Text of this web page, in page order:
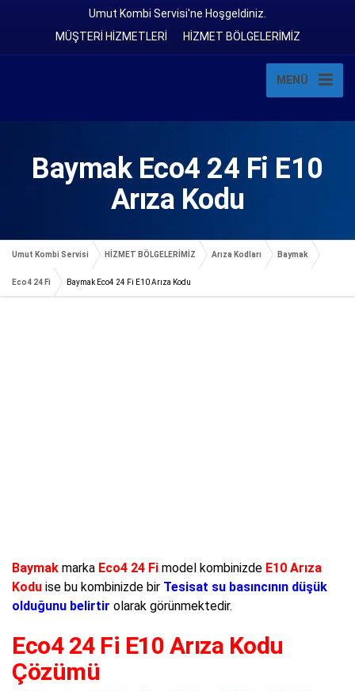
Umut Kombi Servisi'ne Hoşgeldiniz.
MÜŞTERİ HİZMETLERİ
HİZMET BÖLGELERİMİZ
MENÜ
Baymak Eco4 24 Fi E10
Arıza Kodu
Umut Kombi Servisi HİZMET BÖLGELERİMİZ Arıza Kodları Baymak
Eco4 24 Fi Baymak Eco4 24 Fi E10 Arıza Kodu
Baymak marka Eco4 24 Fi model kombinizde E10 Arıza
Kodu ise bu kombinizde bir Tesisat su basıncının düşük
olduğunu belirtir olarak görünmektedir.
Eco4 24 Fi E10 Arıza Kodu
Çözümü